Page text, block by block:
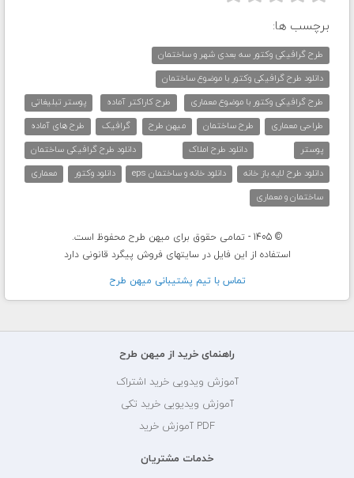
برچسب ها:
طرح گرافیکی وکتور سه بعدی شهر و ساختمان
دانلود طرح گرافیکی وکتور با موضوع ساختمان
طرح گرافیکی وکتور با موضوع معماری
طرح کاراکتر آماده
پوستر تبلیغاتی
طراحی معماری
طرح ساختمان میهن طرح گرافیک
طرح های آماده
پوستر
دانلود طرح املاک
دانلود طرح گرافیکی ساختمان
دانلود طرح لایه باز خانه
دانلود خانه و ساختمان eps دانلود وکتور
معماری
ساختمان و معماری
© 1405 - تمامی حقوق برای میهن طرح محفوظ است.
استفاده از این فایل در سایتهای فروش پیگرد قانونی دارد
تماس با تيم پشتيبانی ميهن طرح
راهنمای خرید از میهن طرح
آموزش ویدویی خرید اشتراک
آموزش ویدیویی خرید تکی
PDF آموزش خرید
خدمات مشتریان